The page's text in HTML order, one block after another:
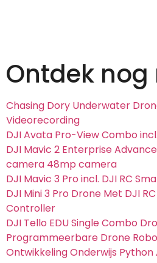
Ontdek
Chasing Dory Underwater
Videorecording
DJI Avata Pro-View Combo
DJI Mavic 2 Enterprise
camera 48mp camera
DJI Mavic 3 Pro incl. DJI RC
DJI Mini 3 Pro Drone Met DJI
Controller
DJI Tello EDU Single Combo
Programmeerbare Drone
Ontwikkeling Onderwijs Python